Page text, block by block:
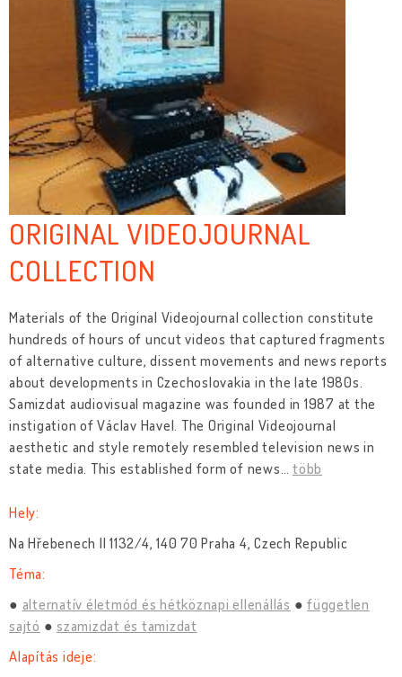
ORIGINAL VIDEOJOURNAL
COLLECTION
Materials of the Original Videojournal collection constitute
hundreds of hours of uncut videos that captured fragments
of alternative culture, dissent movements and news reports
about developments in Czechoslovakia in the late 1980s.
Samizdat audiovisual magazine was founded in 1987 at the
instigation of Václav Havel. The Original Videojournal
aesthetic and style remotely resembled television news in
state media. This established form of news… több
Hely:
Na Hřebenech II 1132/4, 140 70 Praha 4, Czech Republic
Téma:
alternatív életmód és hétköznapi ellenállás
független
sajtó
szamizdat és tamizdat
Alapítás ideje: